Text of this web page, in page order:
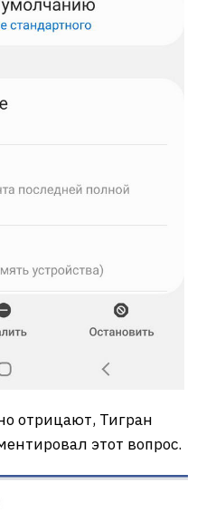
отрицают, Тигран
этот вопрос.